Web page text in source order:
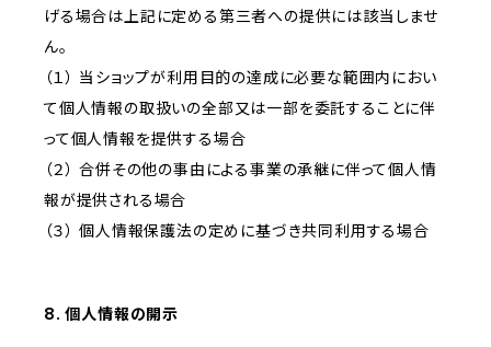
げる場合は上記に定める第三者への提供には該当しませ
ん。
（１） 当ショップが利用目的の達成に必要な範囲内におい
て個人情報の取扱いの全部又は一部を委託することに伴
って個人情報を提供する場合
（２） 合併その他の事由による事業の承継に伴って個人情
報が提供される場合
（３） 個人情報保護法の定めに基づき共同利用する場合
8. 個人情報の開示